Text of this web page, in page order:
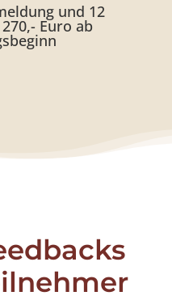
und 12
Euro ab